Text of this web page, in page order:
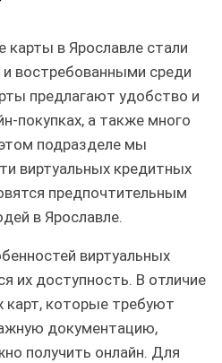
карты в Ярославле стали
востребованными среди
предлагают удобство и
покупках, а также много
подразделе мы
виртуальных кредитных
предпочтительным
в Ярославле.
виртуальных
их доступность. В отличие
карт, которые требуют
документацию,
получить онлайн. Для